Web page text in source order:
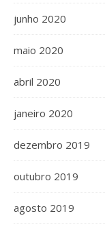
junho 2020
maio 2020
abril 2020
janeiro 2020
dezembro 2019
outubro 2019
agosto 2019